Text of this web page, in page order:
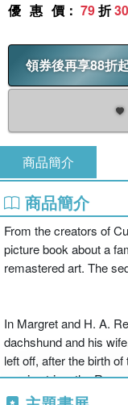
優惠價 ： 79折
領券後再享88折
商品簡介
商品簡介
From the creators of
picture book about a
remastered art. The
In Margret and H. A.
dachshund and his
left off, after the birth
comic strips, the Reys
family of seven, and